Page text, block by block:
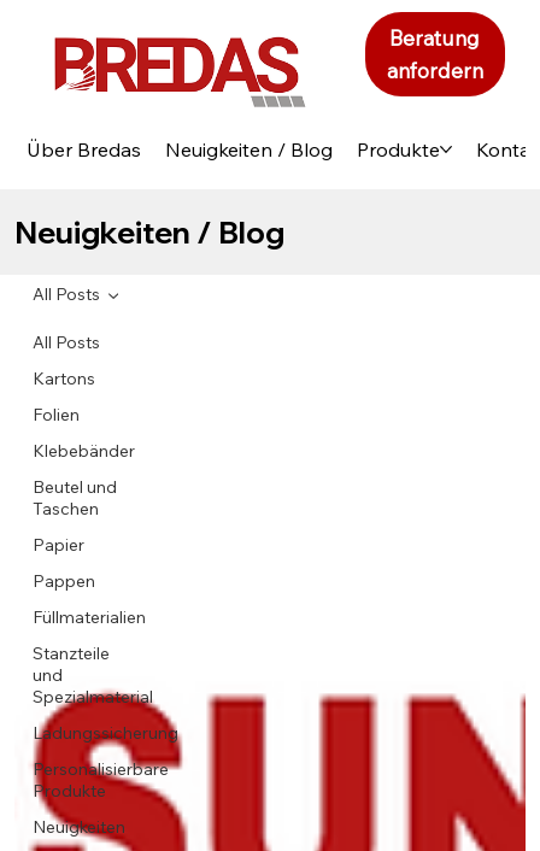
Über Bredas Neuigkeiten / Blog Produkte
Beratung
anfordern
Neuigkeiten / Blog
All Posts
Kartons
Folien
Klebebänder
Beutel und
Taschen
Papier
Pappen
Füllmaterialien
Stanzteile
und
Spezialmaterial
Ladungssicherung
Personalisierbare
Produkte
Neuigkeiten
All Posts